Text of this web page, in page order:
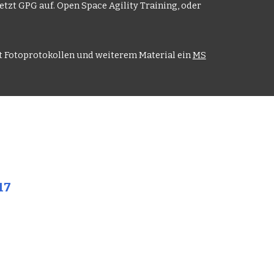
GPG auf. Open Space Agility Training, oder
Fotoprotokollen und weiterem Material einMS